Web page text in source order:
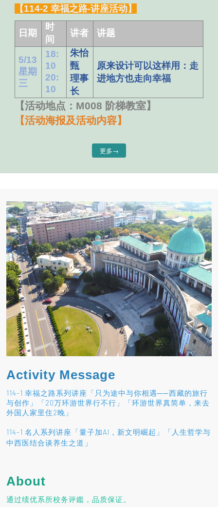
【114-2 幸福之路-讲座活动】
日期
时
间
讲者 讲题
5/13
星期
三
18:
10
20:
10
朱怡
甄
理事
长
原来设计可以这样用：走
进地方也走向幸福
【活动地点：M008 阶梯教室】
【活动海报及活动内容】
更多→
Activity Message
114-1 幸福之路系列讲座「只为途中与你相遇──西藏的旅行
与创作」「20万环游世界行不行」「环游世界真简单，来去
外国人家里住2晚」
114-1 名人系列讲座「量子加AI，新文明崛起」「人生哲学与
中西医结合谈养生之道 」
About
通过绩优系所校务评鑑，品质保证。